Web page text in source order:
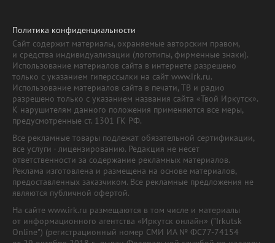
Политика конфиденциальности
Сайт содержит материалы, охраняемые авторским правом,
и средства индивидуализации (логотипы, фирменные знаки).
Использование материалов сайта в интернете разрешено
только с указанием гиперссылки на сайт www.irk.ru.
Использование материалов сайта в печати, ТВ и радио
разрешено только с указанием названия сайта «Твой Иркутск».
К нарушителям данного положения применяются все меры,
предусмотренные ст. 1301 ГК РФ.
Все рекламные товары подлежат обязательной сертификации,
все услуги - лицензированию. Редакция не несет
ответственности за содержание рекламных материалов.
Реклама изготовлена и размещена на основе материалов,
предоставленных заказчиком. Все рекламные предложения не
являются публичной офертой.
На сайте www.irk.ru размещаются в том числе и материалы
от информационного агентства «Иркутск онлайн» ("Irkutsk
Online") (регистрационный номер СМИ ИА № ФС77-74154